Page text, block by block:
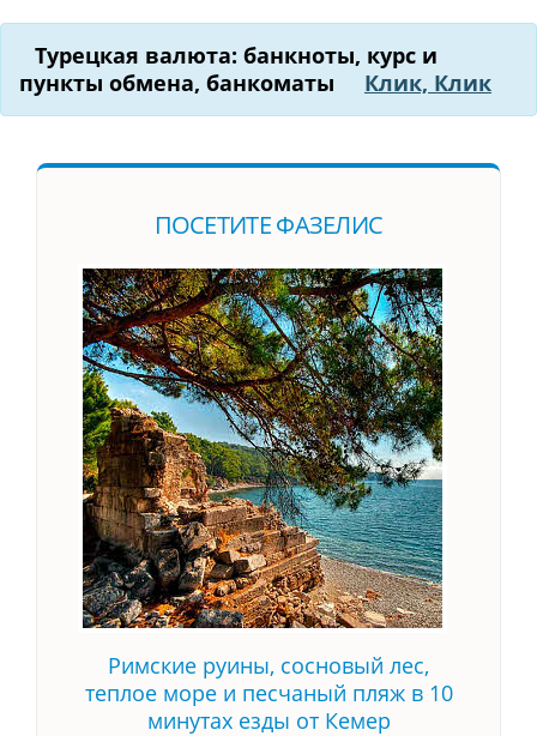
Турецкая валюта: банкноты, курс и
пункты обмена, банкоматы
Клик, Клик
ПОСЕТИТЕ ФАЗЕЛИС
Римские руины, сосновый лес,
теплое море и песчаный пляж в 10
минутах езды от Кемер